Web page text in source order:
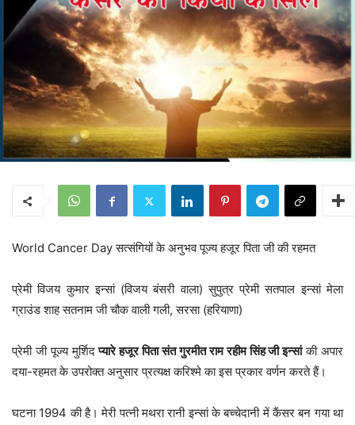
World Cancer Day सत्संगियों के अनुभव पूज्य हजूर पिता जी की रहमत
प्रेमी विजय कुमार इन्सां (विजय बंसरी वाला) सुपुत्र प्रेमी सतपाल इन्सां मेला
ग्राउंड शाह सतनाम जी चौक वाली गली, सरसा (हरियाणा)
प्रेमी जी पूज्य मुर्शिदप्यारे हजूर पिता संत गुरमीत राम रहीम सिंह जी इन्सांकी अपार
दया-रहमत के उपरोक्त अनुसार प्रत्यक्ष करिश्मे का इस प्रकार वर्णन करते हैं।
घटना 1994 की है। मेरी पत्नी मथरा रानी इन्सां के बच्चेदानी में कैंसर बन गया था